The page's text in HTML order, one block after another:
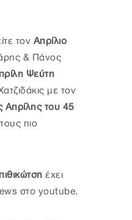
τον Απρίλιο
& Πάνος
Ψεύτη
με τον
Απρίλης του 45
πιο
έχει
στο youtube.